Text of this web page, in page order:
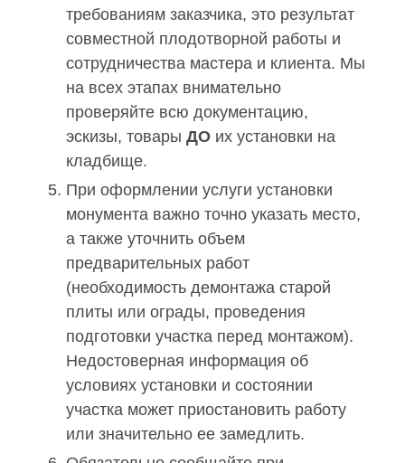
требованиям заказчика, это результат
совместной плодотворной работы и
сотрудничества мастера и клиента. Мы
на всех этапах внимательно
проверяйте всю документацию,
эскизы, товары ДО их установки на
кладбище.
При оформлении услуги установки
монумента важно точно указать место,
а также уточнить объем
предварительных работ
(необходимость демонтажа старой
плиты или ограды, проведения
подготовки участка перед монтажом).
Недостоверная информация об
условиях установки и состоянии
участка может приостановить работу
или значительно ее замедлить.